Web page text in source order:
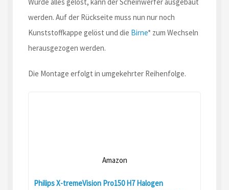
werden. Auf der Rückseite muss nun nur noch
Kunststoffkappe gelöst und die Birne* zum Wechseln
herausgezogen werden.
Die Montage erfolgt in umgekehrter Reihenfolge.
Amazon
Philips X-tremeVision Pro150 H7 Halogen